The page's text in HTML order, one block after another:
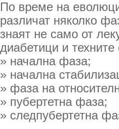
По време на
различат няколко
знаят не само от
диабетици и
» начална фаза;
» начална
» фаза на
» пубертетна фаза;
» следпубертетна